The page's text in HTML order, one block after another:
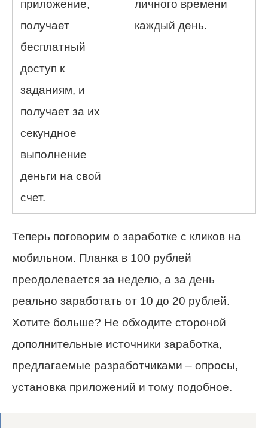
приложение,
получает
бесплатный
доступ к
заданиям, и
получает за их
секундное
выполнение
деньги на свой
счет.
личного времени
каждый день.
Теперь поговорим о заработке с кликов на
мобильном. Планка в 100 рублей
преодолевается за неделю, а за день
реально заработать от 10 до 20 рублей.
Хотите больше? Не обходите стороной
дополнительные источники заработка,
предлагаемые разработчиками – опросы,
установка приложений и тому подобное.